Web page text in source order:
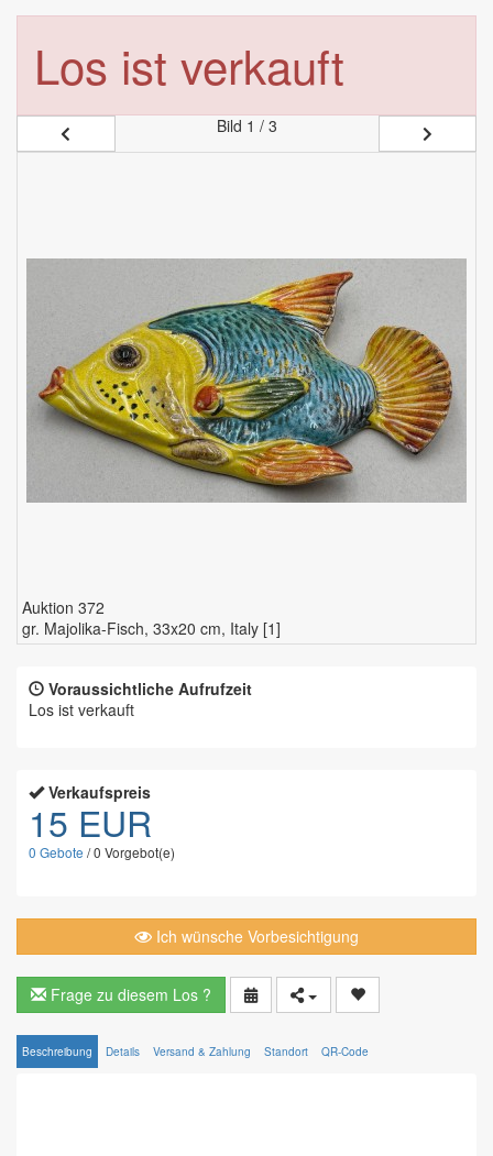
Los ist verkauft
Bild 1 / 3
Auktion 372
gr. Majolika-Fisch, 33x20 cm, Italy [1]
Voraussichtliche Aufrufzeit
Los ist verkauft
Verkaufspreis
15 EUR
0 Gebote /0 Vorgebot(e)
Ich wünsche Vorbesichtigung
Frage zu diesem Los ?
Beschreibung Details Versand & Zahlung Standort QR-Code